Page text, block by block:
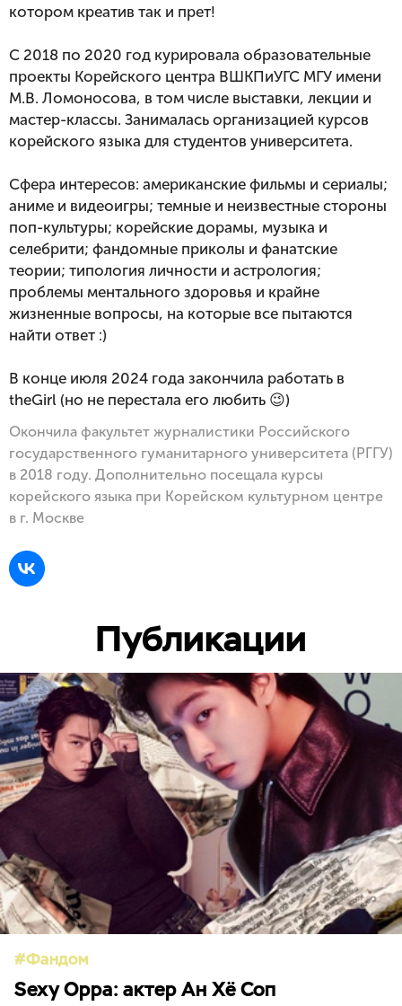
котором креатив так и прет!
С 2018 по 2020 год курировала образовательные
проекты Корейского центра ВШКПиУГС МГУ имени
М.В. Ломоносова, в том числе выставки, лекции и
мастер-классы. Занималась организацией курсов
корейского языка для студентов университета.
Сфера интересов: американские фильмы и сериалы;
аниме и видеоигры; темные и неизвестные стороны
поп-культуры; корейские дорамы, музыка и
селебрити; фандомные приколы и фанатские
теории; типология личности и астрология;
проблемы ментального здоровья и крайне
жизненные вопросы, на которые все пытаются
найти ответ :)
В конце июля 2024 года закончила работать в
theGirl (но не перестала его любить 😉)
Окончила факультет журналистики Российского
государственного гуманитарного университета (РГГУ)
в 2018 году. Дополнительно посещала курсы
корейского языка при Корейском культурном центре
в г. Москве
Публикации
Фандом
Sexy Oppa: актер Ан Хё Соп